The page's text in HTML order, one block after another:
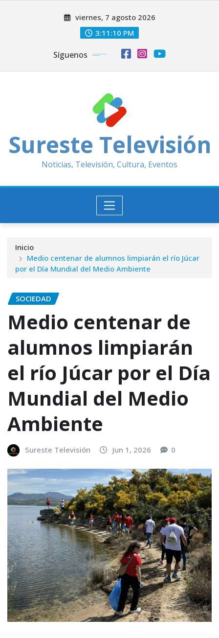
viernes, 7 agosto 2026
3:11:12 PM
Síguenos
Sureste Televisión
Noticias, Televisión, Cultura, Eventos
Inicio
Medio centenar de alumnos limpiarán el río Júcar
por el Día Mundial del Medio Ambiente
SOCIEDAD
Medio centenar de
alumnos limpiarán
el río Júcar por el Día
Mundial del Medio
Ambiente
Sureste Televisión Jun 1, 2026 0